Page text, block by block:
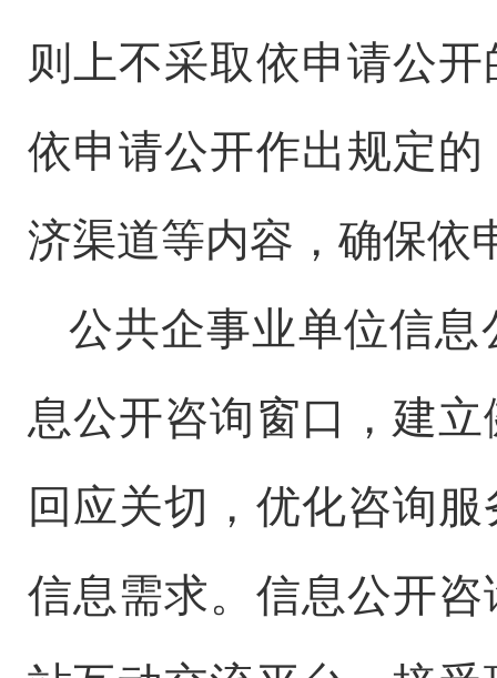
则上不采取依申请公
依申请公开作出规定
济渠道等内容，确保依
公共企事业单位信
息公开咨询窗口，建
回应关切，优化咨询
信息需求。信息公开